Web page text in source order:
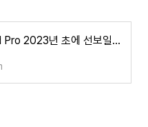
Apple M2 iPad Pro 2023년 초에 선보일 것이라는 정보가 등장?